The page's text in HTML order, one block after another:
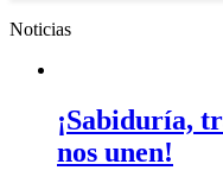
Noticias
¡Sabiduría,
nos unen!